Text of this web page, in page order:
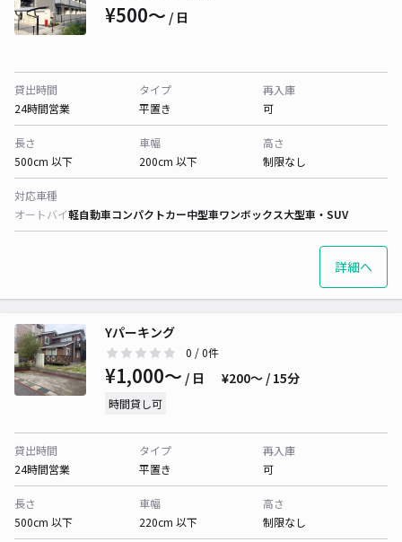
¥500〜 / 日
貸出時間
24時間営業
タイプ
平置き
再入庫
可
長さ
500cm 以下
車幅
200cm 以下
高さ
制限なし
対応車種
オートバイ軽自動車コンパクトカー中型車ワンボックス大型車・SUV
詳細へ
Yパーキング
0 / 0件
¥1,000〜 / 日 ¥200〜 / 15分
時間貸し可
貸出時間
24時間営業
タイプ
平置き
再入庫
可
長さ
500cm 以下
車幅
220cm 以下
高さ
制限なし